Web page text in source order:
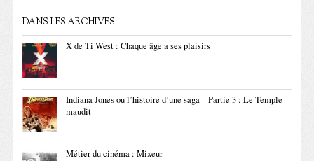
DANS LES ARCHIVES
X de Ti West : Chaque âge a ses plaisirs
Indiana Jones ou l’histoire d’une saga – Partie 3 : Le Temple
maudit
Métier du cinéma : Mixeur